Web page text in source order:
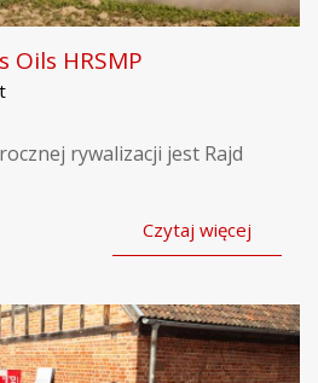
Oils HRSMP
rywalizacji jest Rajd
Czytaj więcej